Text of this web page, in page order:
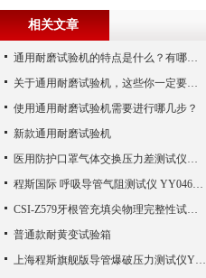
相关文章
通用耐磨试验机的特点是什么？有哪些应用？
关于通用耐磨试验机，这些你一定要知道！
使用通用耐磨试验机需要进行哪几步？
新款通用耐磨试验机
医用防护口罩气体交换压力差测试仪用途
程斯国际 呼吸导管气阻测试仪 YY0461-2003 技术分析教学
CSI-Z579牙根管充填尖物理完整性试验夹具工装
普通款耐黄变试验箱
上海程斯旗舰版导管爆破压力测试仪YY0285.1-2017 工作原理